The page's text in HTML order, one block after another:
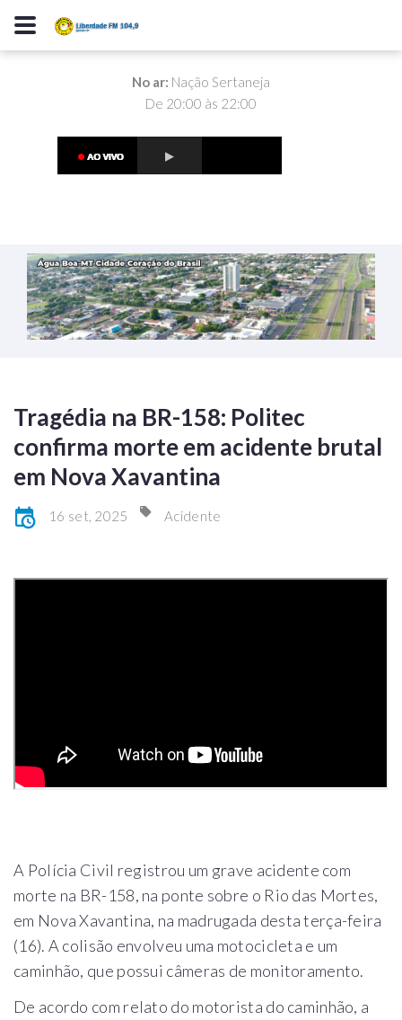
No ar: Nação Sertaneja
De 20:00 às 22:00
Tragédia na BR-158: Politec
confirma morte em acidente brutal
em Nova Xavantina
16 set, 2025 Acidente
A Polícia Civil registrou um grave acidente com
morte na BR-158, na ponte sobre o Rio das Mortes,
em Nova Xavantina, na madrugada desta terça-feira
(16). A colisão envolveu uma motocicleta e um
caminhão, que possui câmeras de monitoramento.
De acordo com relato do motorista do caminhão, a